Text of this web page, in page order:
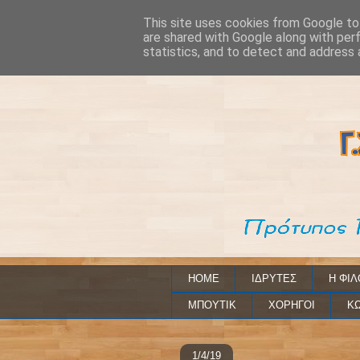
HOME ΙΔΡΥΤΕΣ Η
ΜΠΟΥΤΙΚ ΧΟΡΗΓΟΙ
1/4/19
This site uses cookies from Google
are shared with Google along with
statistics, and to detect and address